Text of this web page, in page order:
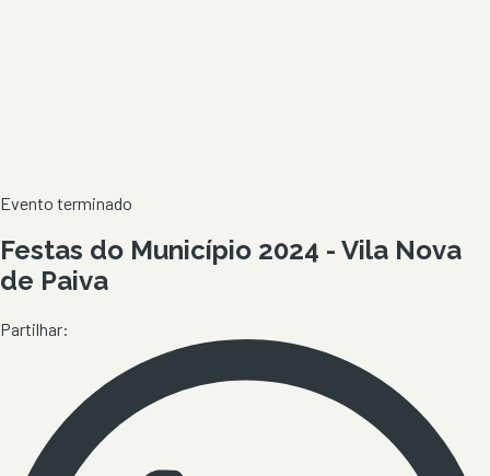
Evento terminado
Festas do Município 2024 - Vila Nova
de Paiva
Partilhar: